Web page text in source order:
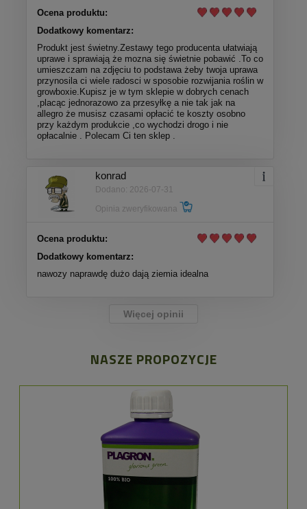
Ocena produktu:
Dodatkowy komentarz:
Produkt jest świetny.Zestawy tego producenta ułatwiają
uprawe i sprawiają że mozna się świetnie pobawić .To co
umieszczam na zdjęciu to podstawa żeby twoja uprawa
przynosila ci wiele radosci w sposobie rozwijania roślin w
growboxie.Kupisz je w tym sklepie w dobrych cenach
,placąc jednorazowo za przesyłkę a nie tak jak na
allegro że musisz czasami opłacić te koszty osobno
przy każdym produkcie ,co wychodzi drogo i nie
opłacalnie . Polecam Ci ten sklep .
konrad
Dodano: 2026-07-31
Opinia zweryfikowana
Ocena produktu:
Dodatkowy komentarz:
nawozy naprawdę dużo dają ziemia idealna
Więcej opinii
NASZE PROPOZYCJE